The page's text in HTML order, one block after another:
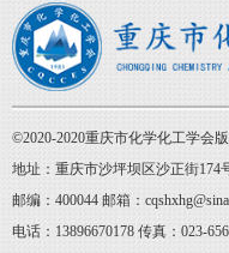
©2020-2020重庆市化学化工学会
地址：重庆市沙坪坝区沙正街174
邮编：400044 邮箱：
电话：13896670178 传真：023-